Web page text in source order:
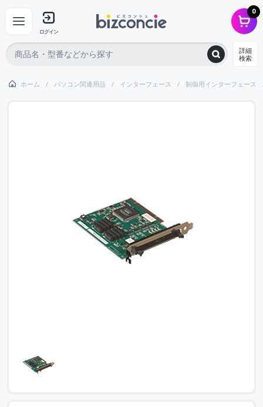
ログイン
0
詳細
検索
ホーム パソコン関連用品 インターフェース 制御用インターフェース